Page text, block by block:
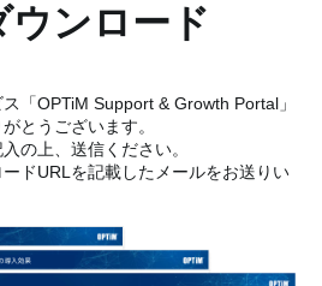
ウンロード
「OPTiM Support & Growth Portal」
とうございます。
の上、送信ください。
ドURLを記載したメールをお送りい